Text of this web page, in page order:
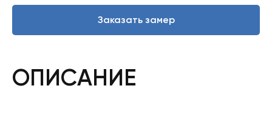
Заказать замер
ОПИСАНИЕ